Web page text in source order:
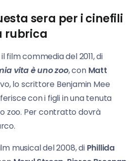
sera per i cinefili
rubrica
il film commedia del 2011, di
vita è uno zoo, con Matt
lo scrittore Benjamin Mee
con i figli in una tenuta
zoo. Per contratto dovrà
musical del 2008, di Phillida